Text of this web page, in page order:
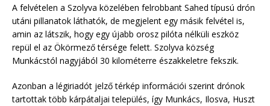
A felvételen a Szolyva közelében felrobbant Sahed típusú drón
utáni pillanatok láthatók, de megjelent egy másik felvétel is,
amin az látszik, hogy egy újabb orosz pilóta nélküli eszköz
repül el az Ökörmező térsége felett. Szolyva község
Munkácstól nagyjából 30 kilométerre északkeletre fekszik.
Azonban a légiriadót jelző térkép információi szerint drónok
tartottak több kárpátaljai település, így Munkács, Ilosva, Huszt